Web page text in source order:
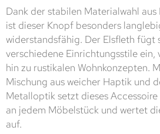
Dank der stabilen Materialwahl
ist dieser Knopf besonders
widerstandsfähig. Der Elsfleth fügt
verschiedene Einrichtungsstile ein,
hin zu rustikalen Wohnkonzepten.
Mischung aus weicher Haptik und
Metalloptik setzt dieses
an jedem Möbelstück und wertet
auf.